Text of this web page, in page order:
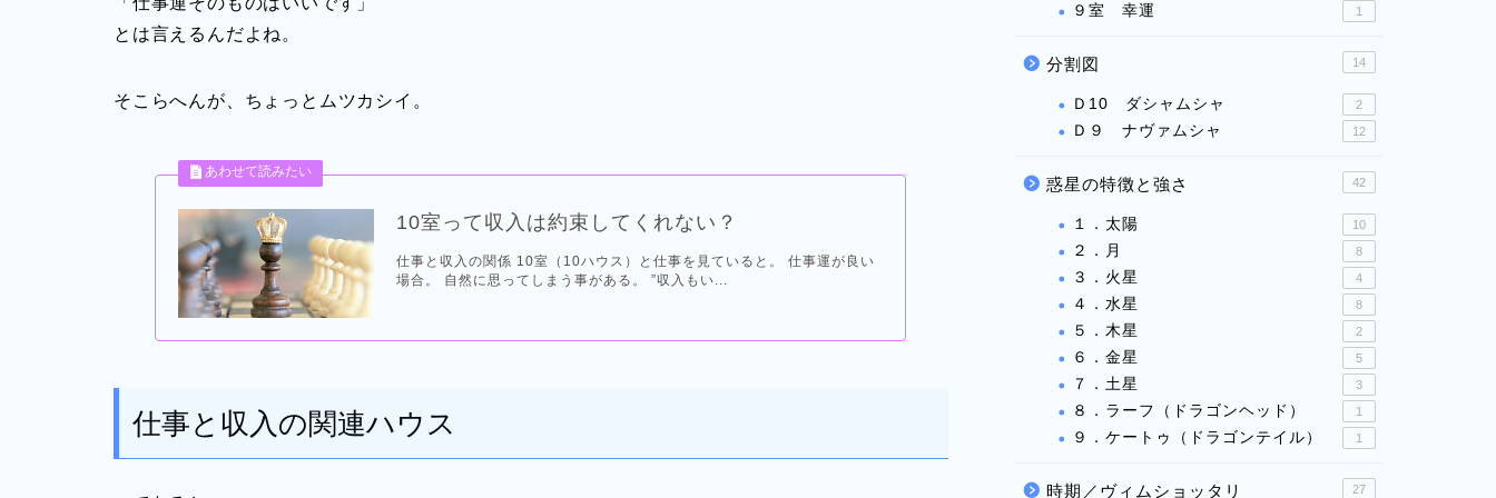
とは言えるんだよね。
そこらへんが、ちょっとムツカシイ。
10室って収入は約束してくれない？
仕事と収入の関係 10室（10ハウス）と仕事を見ていると。 仕事運が良い
場合。 自然に思ってしまう事がある。 ”収入もい...
仕事と収入の関連ハウス
９室 幸運 1
分割図 14
Ｄ10 ダシャムシャ 2
Ｄ９ ナヴァムシャ 12
惑星の特徴と強さ 42
１．太陽 10
２．月 8
３．火星 4
４．水星 8
５．木星 2
６．金星 5
７．土星 3
８．ラーフ（ドラゴンヘッド） 1
９．ケートゥ（ドラゴンテイル） 1
時期／ヴィムショッタリ 27